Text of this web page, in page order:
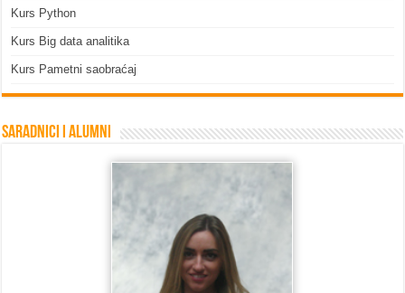
Kurs Python
Kurs Big data analitika
Kurs Pametni saobraćaj
Saradnici i Alumni